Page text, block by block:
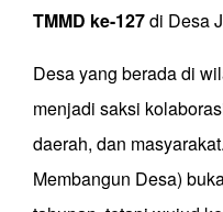
TMMD ke-127di Desa
Desa yang berada di
menjadi saksi
daerah, dan
Membangun Desa)